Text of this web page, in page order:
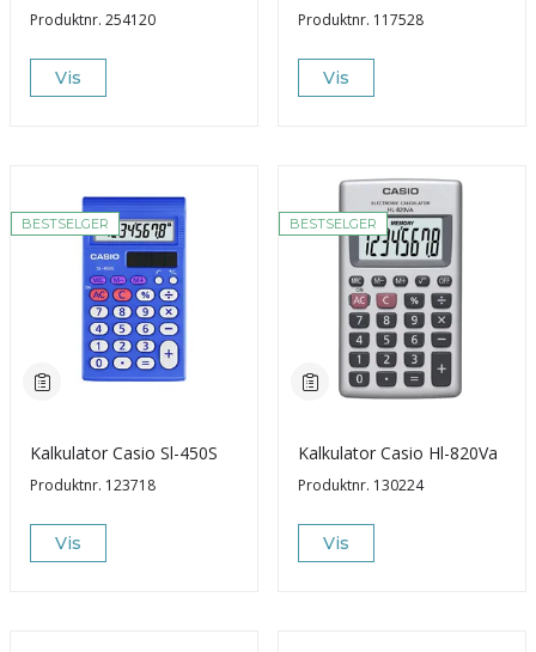
Produktnr. 254120
Vis
Produktnr. 117528
Vis
BESTSELGER
Kalkulator Casio Sl-450S
Produktnr. 123718
Vis
BESTSELGER
Kalkulator Casio Hl-820Va
Produktnr. 130224
Vis